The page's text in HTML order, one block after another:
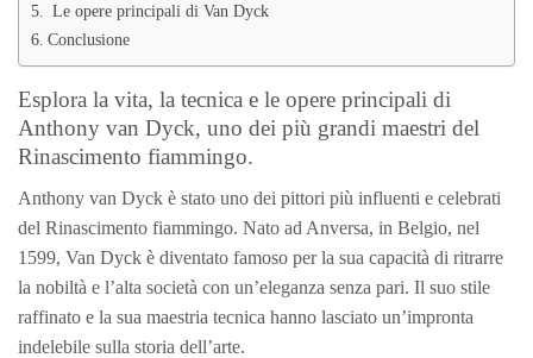
Le opere principali di Van Dyck
Conclusione
Esplora la vita, la tecnica e le opere principali di
Anthony van Dyck, uno dei più grandi maestri del
Rinascimento fiammingo.
Anthony van Dyck è stato uno dei pittori più influenti e celebrati
del Rinascimento fiammingo. Nato ad Anversa, in Belgio, nel
1599, Van Dyck è diventato famoso per la sua capacità di ritrarre
la nobiltà e l’alta società con un’eleganza senza pari. Il suo stile
raffinato e la sua maestria tecnica hanno lasciato un’impronta
indelebile sulla storia dell’arte.